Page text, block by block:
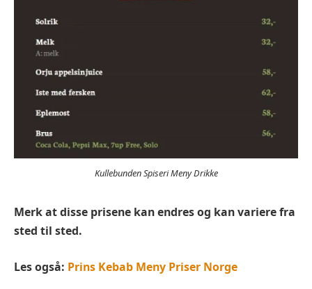
Kullebunden Spiseri Meny Drikke
Merk at disse prisene kan endres og kan variere fra
sted til sted.
Les også: Prins Kebab Meny Priser Norge